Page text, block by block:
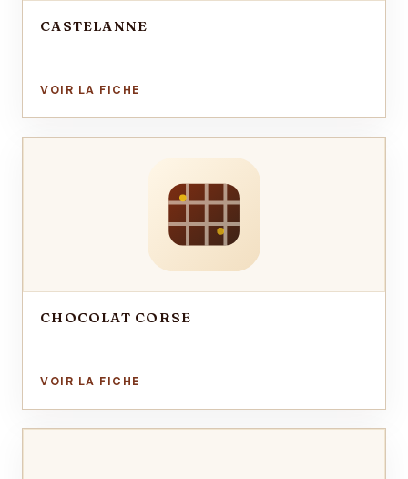
CASTELANNE
CHOCOLAT CORSE